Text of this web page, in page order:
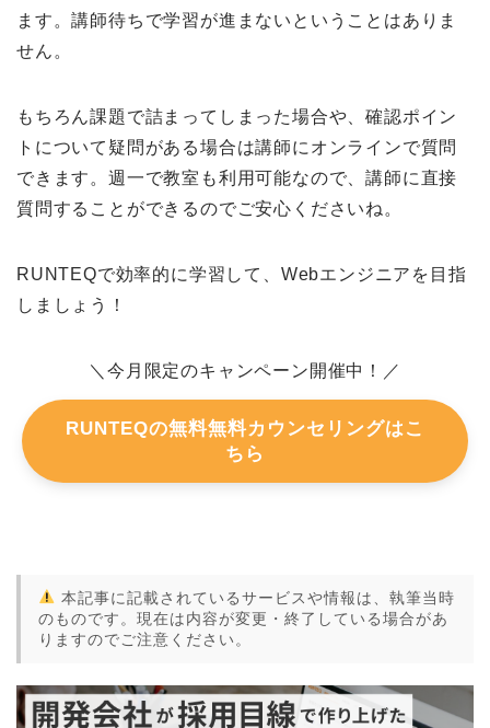
ます。講師待ちで学習が進まないということはありま
せん。
もちろん課題で詰まってしまった場合や、確認ポイン
トについて疑問がある場合は講師にオンラインで質問
できます。週一で教室も利用可能なので、講師に直接
質問することができるのでご安心くださいね。
RUNTEQで効率的に学習して、Webエンジニアを目指
しましょう！
＼今月限定のキャンペーン開催中！／
RUNTEQの無料無料カウンセリングはこ
ちら
本記事に記載されているサービスや情報は、執筆当時
のものです。現在は内容が変更・終了している場合があ
りますのでご注意ください。